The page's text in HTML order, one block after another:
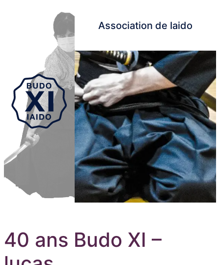
Association de Iaido
40 ans Budo XI –